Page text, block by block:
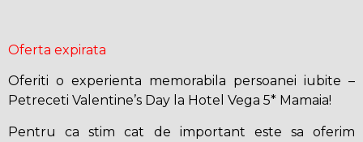
Oferta expirata
Oferiti o experienta memorabila persoanei iubite –
Petreceti Valentine’s Day la Hotel Vega 5* Mamaia!
Pentru ca stim cat de important este sa oferim